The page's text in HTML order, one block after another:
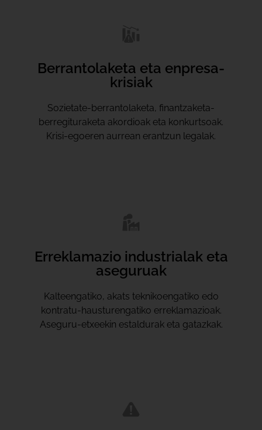
Berrantolaketa eta enpresa-
krisiak
Sozietate-berrantolaketa, finantzaketa-
berregituraketa akordioak eta konkurtsoak.
Krisi-egoeren aurrean erantzun legalak.
Erreklamazio industrialak eta
aseguruak
Kalteengatiko, akats teknikoengatiko edo
kontratu-hausturengatiko erreklamazioak.
Aseguru-etxeekin estaldurak eta gatazkak.